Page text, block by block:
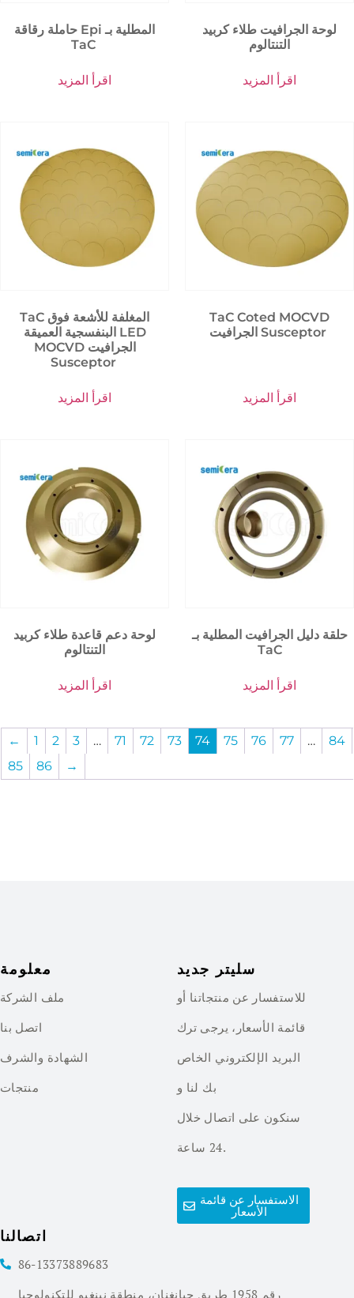
حاملة رقاقة Epi المطلية بـ
TaC
اقرأ المزيد
لوحة الجرافيت طلاء كربيد
التنتالوم
اقرأ المزيد
TaC المغلفة للأشعة فوق
البنفسجية العميقة LED
MOCVD الجرافيت
Susceptor
اقرأ المزيد
TaC Coted MOCVD
الجرافيت Susceptor
اقرأ المزيد
لوحة دعم قاعدة طلاء كربيد
التنتالوم
اقرأ المزيد
حلقة دليل الجرافيت المطلية بـ
TaC
اقرأ المزيد
← 1 2 3 … 71 72 73 74 75 76 77 …
84
85
86 →
معلومة
ملف الشركة
اتصل بنا
الشهادة والشرف
منتجات
سليتر جديد
للاستفسار عن منتجاتنا أو
قائمة الأسعار، يرجى ترك
البريد الإلكتروني الخاص
بك لنا و
سنكون على اتصال خلال
24 ساعة.
الاستفسار عن قائمة
الأسعار
اتصالنا
86-13373889683
رقم 1958 طريق جيانغنان، منطقة نينغبو للتكنولوجيا